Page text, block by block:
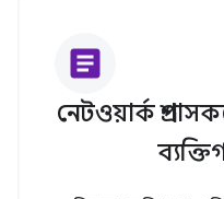
article
নেটওয়ার্ক